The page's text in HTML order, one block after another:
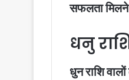
सफलता मिलने
धनु
धुन राशि